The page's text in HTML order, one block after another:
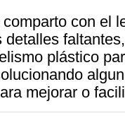
con el
plástico
mejorar o